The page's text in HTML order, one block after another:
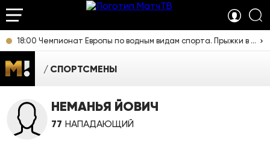
18:00 Чемпионат Европы по водным видам спорта. Прыжки в воду. Женщины. Синхронные прыжки. Трамплин 3 м. Прямая трансляция из Франции
СПОРТСМЕНЫ
НЕМАНЬЯ ЙОВИЧ
77 НАПАДАЮЩИЙ